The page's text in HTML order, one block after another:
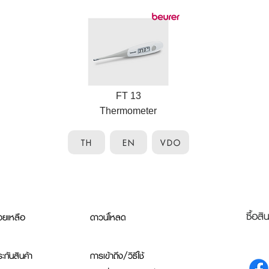
FT 13
Thermometer
TH EN VDO
เหลือ ดาวน์โหลด
กันสินค้า
การเข้าถึง/วิธีใช้
ซื้อสิ